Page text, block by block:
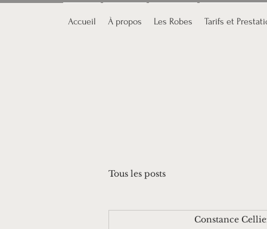
Accueil À propos Les Robes Tarifs et
Tous les posts
Constance